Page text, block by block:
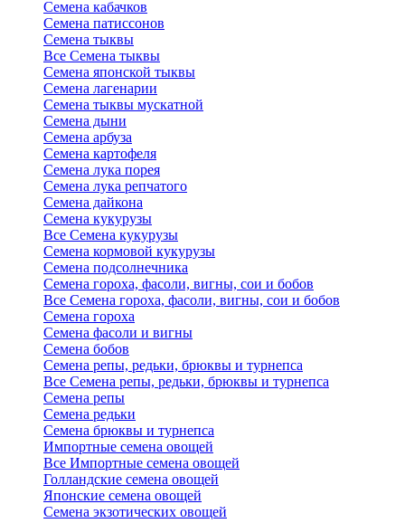
Семена кабачков
Семена патиссонов
Семена тыквы
Все Семена тыквы
Семена японской тыквы
Семена лагенарии
Семена тыквы мускатной
Семена дыни
Семена арбуза
Семена картофеля
Семена лука порея
Семена лука репчатого
Семена дайкона
Семена кукурузы
Все Семена кукурузы
Семена кормовой кукурузы
Семена подсолнечника
Семена гороха, фасоли, вигны, сои и бобов
Все Семена гороха, фасоли, вигны, сои и бобов
Семена гороха
Семена фасоли и вигны
Семена бобов
Семена репы, редьки, брюквы и турнепса
Все Семена репы, редьки, брюквы и турнепса
Семена репы
Семена редьки
Семена брюквы и турнепса
Импортные семена овощей
Все Импортные семена овощей
Голландские семена овощей
Японские семена овощей
Семена экзотических овощей